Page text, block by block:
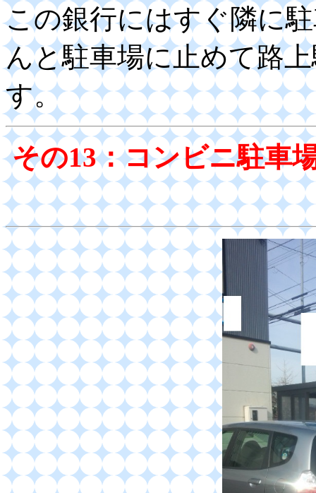
この銀行にはすぐ隣に
んと駐車場に止めて路
す。
その13：コンビニ駐車